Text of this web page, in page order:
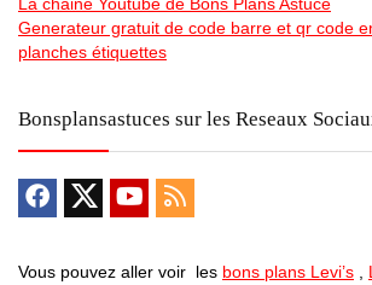
Generateur gratuit de code barre et qr code
planches étiquettes
Bonsplansastuces sur les Reseaux
Vous pouvez aller voir les bons plans Levi’s